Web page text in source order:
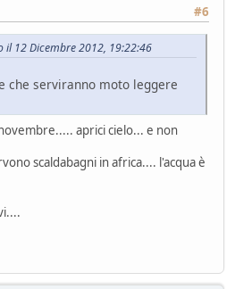
#6
il 12 Dicembre 2012, 19:22:46
che serviranno moto leggere
aprici cielo... e non
scaldabagni in africa.... l'acqua è